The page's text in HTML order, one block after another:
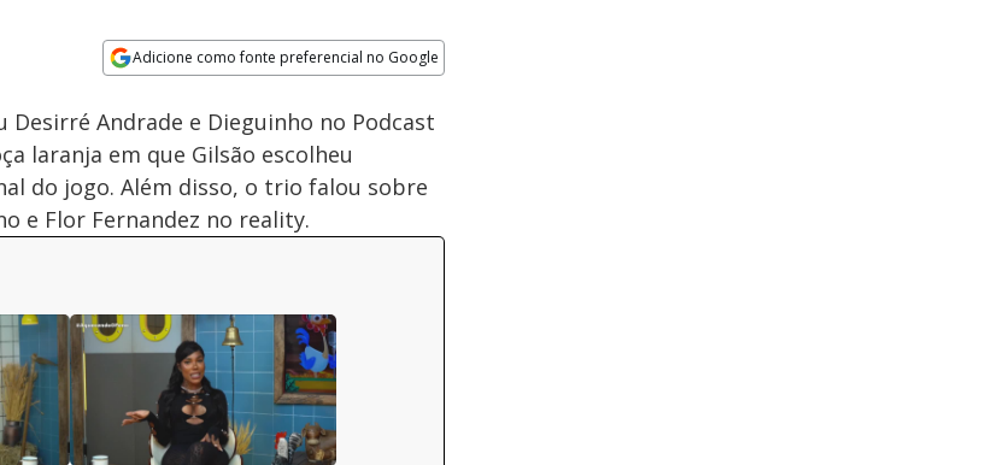
Adicione como fonte preferencial no Google
Velocidade
Andrade e Dieguinho no Podcast
laranja em que Gilsão escolheu
do jogo. Além disso, o trio falou sobre
e Flor Fernandez no reality.